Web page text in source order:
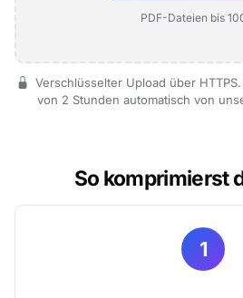
PDF-Dateien bis
Verschlüsselter Upload über
von 2 Stunden automatisch von
So komprimierst
1